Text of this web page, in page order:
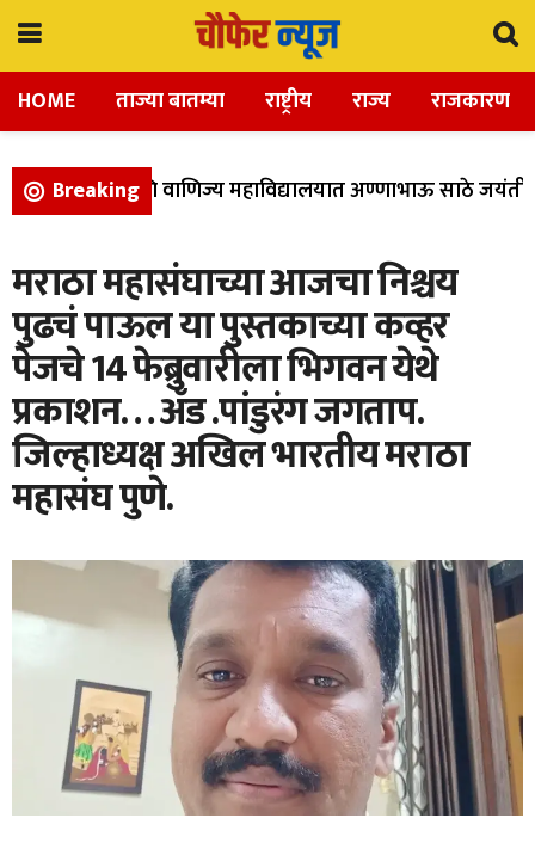
HOME ताज्या बातम्या राष्ट्रीय राज्य राजकारण
Breaking
विज्ञान, आणि वाणिज्य महाविद्यालयात अण्णाभाऊ साठे जयंती
मराठा महासंघाच्या आजचा निश्चय
पुढचं पाऊल या पुस्तकाच्या कव्हर
पेजचे 14 फेब्रुवारीला भिगवन येथे
प्रकाशन… ॲड .पांडुरंग जगताप.
जिल्हाध्यक्ष अखिल भारतीय मराठा
महासंघ पुणे.